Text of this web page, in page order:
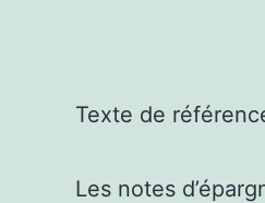
Texte de
Les notes